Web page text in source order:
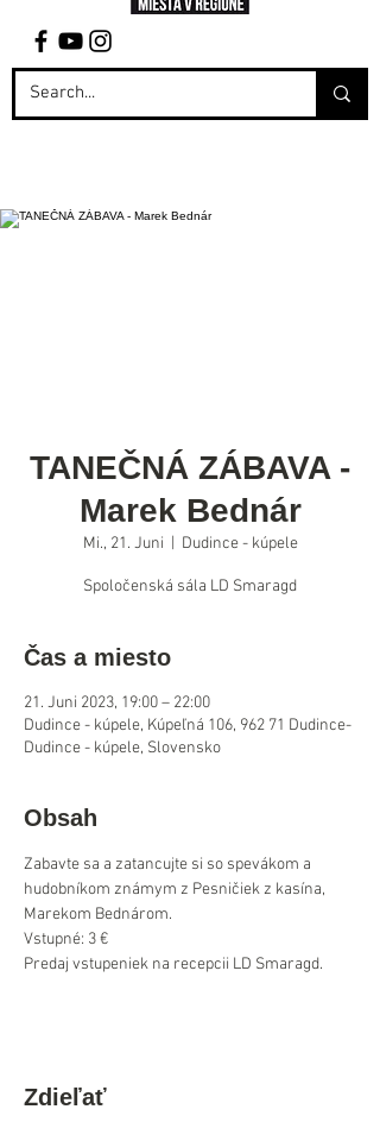
TANEČNÁ ZÁBAVA -
Marek Bednár
Mi., 21. Juni Dudince - kúpele
Spoločenská sála LD Smaragd
Čas a miesto
21. Juni 2023, 19:00 – 22:00
Dudince - kúpele, Kúpeľná 106, 962 71 Dudince-
Dudince - kúpele, Slovensko
Obsah
Zabavte sa a zatancujte si so spevákom a
hudobníkom známym z Pesničiek z kasína,
Marekom Bednárom.
Vstupné: 3 €
Predaj vstupeniek na recepcii LD Smaragd.
Zdieľať